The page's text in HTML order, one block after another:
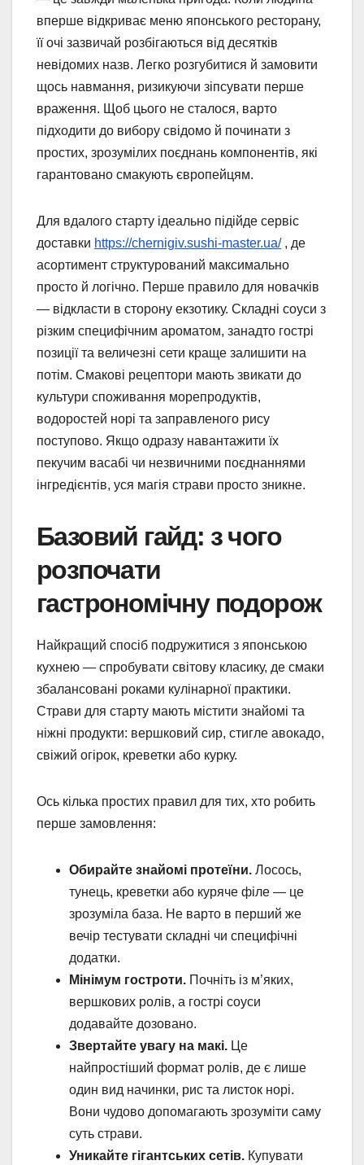
вперше відкриває меню японського ресторану,
її очі зазвичай розбігаються від десятків
невідомих назв. Легко розгубитися й замовити
щось навмання, ризикуючи зіпсувати перше
враження. Щоб цього не сталося, варто
підходити до вибору свідомо й починати з
простих, зрозумілих поєднань компонентів, які
гарантовано смакують європейцям.
Для вдалого старту ідеально підійде сервіс
доставки https://chernigiv.sushi-master.ua/, де
асортимент структурований максимально
просто й логічно. Перше правило для новачків
— відкласти в сторону екзотику. Складні соуси з
різким специфічним ароматом, занадто гострі
позиції та величезні сети краще залишити на
потім. Смакові рецептори мають звикати до
культури споживання морепродуктів,
водоростей норі та заправленого рису
поступово. Якщо одразу навантажити їх
пекучим васабі чи незвичними поєднаннями
інгредієнтів, уся магія страви просто зникне.
Базовий гайд: з чого
розпочати
гастрономічну подорож
Найкращий спосіб подружитися з японською
кухнею — спробувати світову класику, де смаки
збалансовані роками кулінарної практики.
Страви для старту мають містити знайомі та
ніжні продукти: вершковий сир, стигле авокадо,
свіжий огірок, креветки або курку.
Ось кілька простих правил для тих, хто робить
перше замовлення:
Обирайте знайомі протеїни. Лосось,
тунець, креветки або куряче філе — це
зрозуміла база. Не варто в перший же
вечір тестувати складні чи специфічні
додатки.
Мінімум гостроти. Почніть із м’яких,
вершкових ролів, а гострі соуси
додавайте дозовано.
Звертайте увагу на макі. Це
найпростіший формат ролів, де є лише
один вид начинки, рис та листок норі.
Вони чудово допомагають зрозуміти саму
суть страви.
Уникайте гігантських сетів. Купувати